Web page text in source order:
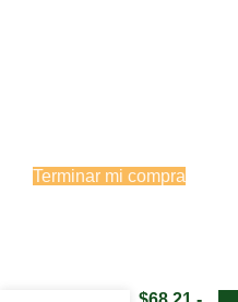
Terminar mi compra